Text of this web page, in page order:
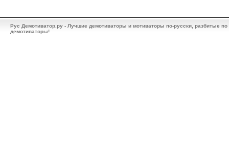
Рус Демотиватор.ру - Лучшие демотиваторы и мотиваторы по-русски, разбитые
демотиваторы!